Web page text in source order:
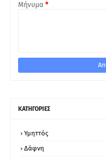
Μήνυμα *
ΚΑΤΗΓΟΡΙΕΣ
Υμηττός
Δάφνη